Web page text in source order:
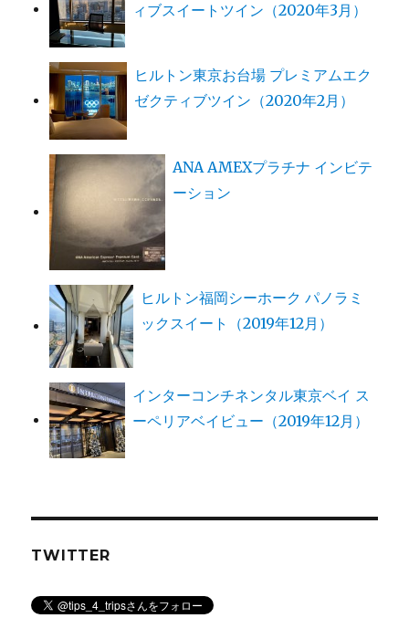
ィブスイートツイン（2020年3月）
ヒルトン東京お台場 プレミアムエク
ゼクティブツイン（2020年2月）
ANA AMEXプラチナ インビテ
ーション
ヒルトン福岡シーホーク パノラミ
ックスイート（2019年12月）
インターコンチネンタル東京ベイ ス
ーペリアベイビュー（2019年12月）
TWITTER